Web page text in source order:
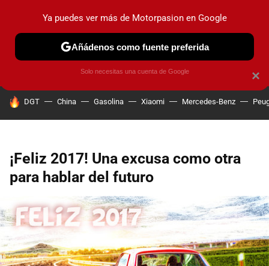
PRUEBAS COCHES ELÉCTRICOS OBSERVATORIO
HOY SE HABLA DE
DGT China Gasolina Xiaomi Mercedes-Benz
¡Feliz 2017! Una excusa como otra
para hablar del futuro
×
Ya puedes ver más de Motorpasion en Google
Añádenos como fuente preferida
Solo necesitas una cuenta de Google